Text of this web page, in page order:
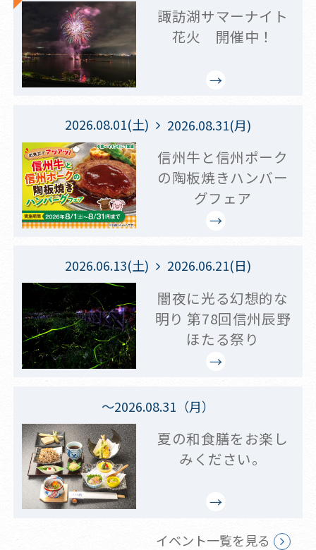
諏訪湖サマーナイト
花火 開催中！
2026.08.01(土) 2026.08.31(月)
信州牛と信州ポーク
の陶板焼きハンバー
グフェア
2026.06.13(土) 2026.06.21(日)
闇夜に光る幻想的な
明り 第78回信州辰野
ほたる祭り
～2026.08.31（月）
夏の和食膳をお楽し
みください。
イベント一覧を見る